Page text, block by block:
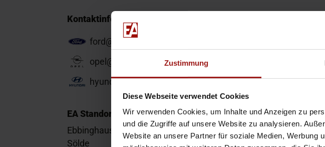
Zustimmung
Diese Webseite verwendet Cookies
Wir verwenden Cookies, um Inhalte und Anzeigen zu
und die Zugriffe auf unsere Website zu analysieren.
Website an unsere Partner für soziale Medien, Werbung
Kontaktinformationen
ford@ea-mail.de
opel@ea-mail.de
hyundai@ea-mail.de
Ford
Opel
EA Standorte
Ebbinghaus am Flughafen – Dortmund
Sölde
Ebbinghaus Ford
Ebbinghaus in